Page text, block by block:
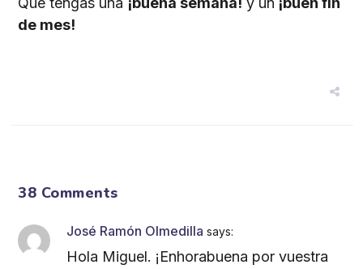
de mes!
38 Comments
José Ramón Olmedillasays:
Hola Miguel. ¡Enhorabuena por vuestra